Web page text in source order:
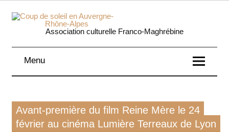
Skip
content
Coup
soleil
Association culturelle Franco-Maghrébine
Menu
Film
Avant-première du film Reine Mère le 24
février au cinéma Lumière Terreaux de Lyon